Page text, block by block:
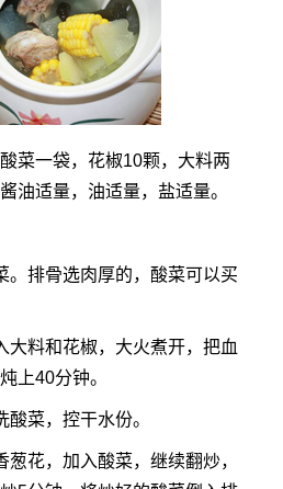
菜一袋，花椒10颗，大料两
油适量，油适量，盐适量。
。排骨选肉厚的，酸菜可以买
大料和花椒，大火煮开，把血
上40分钟。
菜，控干水份。
花，加入酸菜，继续翻炒，